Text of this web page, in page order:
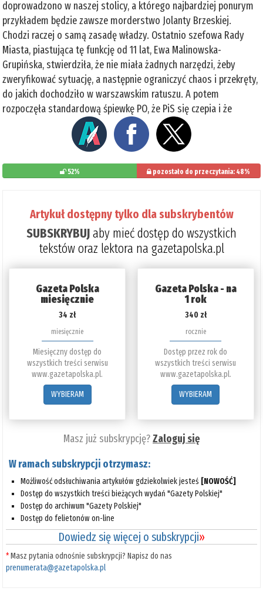
doprowadzono w naszej stolicy, a którego najbardziej ponurym
przykładem będzie zawsze morderstwo Jolanty Brzeskiej.
Chodzi raczej o samą zasadę władzy. Ostatnio szefowa Rady
Miasta, piastująca tę funkcję od 11 lat, Ewa Malinowska-
Grupińska, stwierdziła, że nie miała żadnych narzędzi, żeby
zweryfikować sytuację, a następnie ograniczyć chaos i przekręty,
do jakich dochodziło w warszawskim ratuszu. A potem
rozpoczęła standardową śpiewkę PO, że PiS się czepia i że
52% pozostało do przeczytania: 48%
Artykuł dostępny tylko dla subskrybentów
SUBSKRYBUJaby mieć dostęp do wszystkich
tekstów oraz lektora na gazetapolska.pl
Gazeta Polska
miesięcznie
34 zł
miesięcznie
Miesięczny dostęp do
wszystkich treści serwisu
www.gazetapolska.pl.
WYBIERAM
Gazeta Polska - na
1 rok
340 zł
rocznie
Dostęp przez rok do
wszystkich treści serwisu
www.gazetapolska.pl.
WYBIERAM
Masz już subskrypcję?Zaloguj się
W ramach subskrypcji otrzymasz:
Możliwość odsłuchiwania artykułów gdziekolwiek jesteś [NOWOŚĆ]
Dostęp do wszystkich treści bieżących wydań "Gazety Polskiej"
Dostęp do archiwum "Gazety Polskiej"
Dostęp do felietonów on-line
Dowiedz się więcej o subskrypcji»
*Masz pytania odnośnie subskrypcji? Napisz do nas
prenumerata@gazetapolska.pl